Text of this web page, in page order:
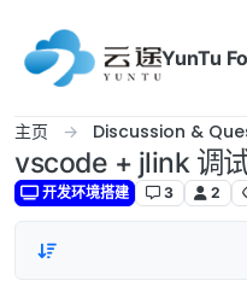
YunTu
主页 Discussion &
vscode + jlink 调
开发环境搭建 3 2